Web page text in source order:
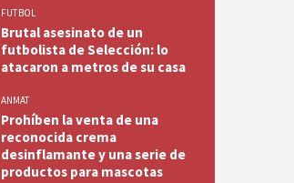
FUTBOL
Brutal asesinato de un
futbolista de Selección: lo
atacaron a metros de su casa
ANMAT
Prohíben la venta de una
reconocida crema
desinflamante y una serie de
productos para mascotas